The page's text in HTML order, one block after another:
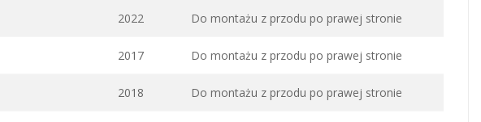
2022 Do montażu z przodu po prawej stronie
2017 Do montażu z przodu po prawej stronie
2018 Do montażu z przodu po prawej stronie